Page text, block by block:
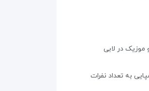
موزیک در لابی
به تعداد نفرات